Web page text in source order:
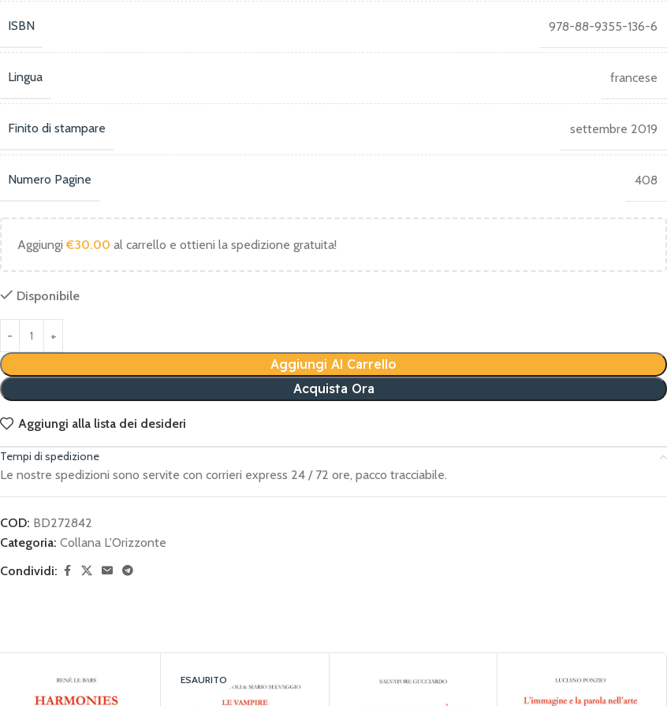
ISBN 978-88-9355-136-6
Lingua francese
Finito di stampare settembre 2019
Numero Pagine 408
Aggiungi€30.00 al carrello e ottieni la spedizione gratuita!
Disponibile
Aggiungi Al Carrello
Acquista Ora
Aggiungi alla lista dei desideri
Tempi di spedizione
Le nostre spedizioni sono servite con corrieri express 24 / 72 ore, pacco tracciabile.
COD: BD272842
Categoria: Collana L'Orizzonte
Condividi:
ESAURITO